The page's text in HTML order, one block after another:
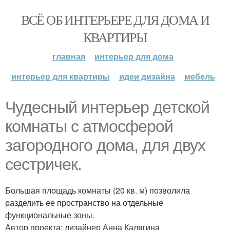
ВСЁ ОБ ИНТЕРЬЕРЕ ДЛЯ ДОМА И
КВАРТИРЫ
главная
интерьер для дома
интерьер для квартиры
идеи дизайна мебель
Чудесный интерьер детской
комнаты с атмосферой
загородного дома, для двух
сестричек.
Большая площадь комнаты (20 кв. м) позволила
разделить ее пространство на отдельные
функциональные зоны.
Автор проекта: дизайнер Анна Калягина